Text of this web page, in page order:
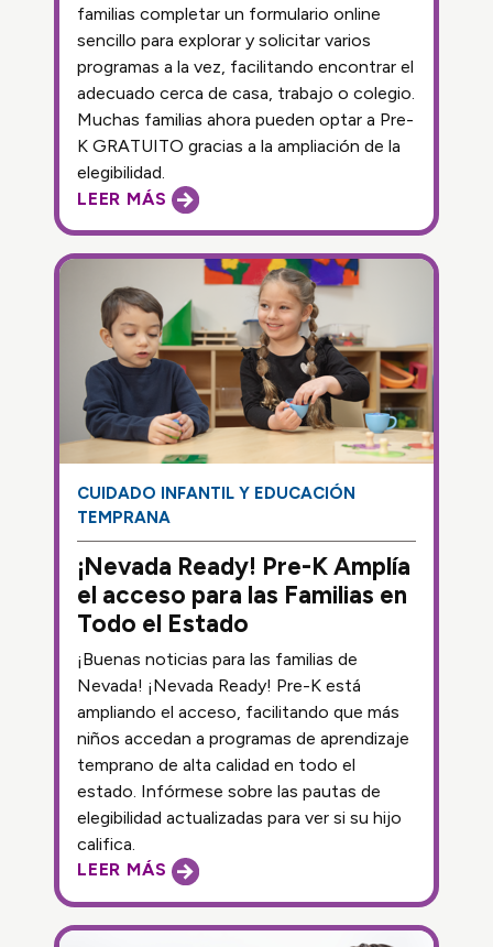
LEER MÁS
familias completar un formulario online
sencillo para explorar y solicitar varios
programas a la vez, facilitando encontrar el
adecuado cerca de casa, trabajo o colegio.
Muchas familias ahora pueden optar a Pre-
K GRATUITO gracias a la ampliación de la
elegibilidad.
CUIDADO INFANTIL Y EDUCACIÓN
TEMPRANA
¡Nevada Ready! Pre-K Amplía
el acceso para las Familias en
Todo el Estado
LEER MÁS
¡Buenas noticias para las familias de
Nevada! ¡Nevada Ready! Pre-K está
ampliando el acceso, facilitando que más
niños accedan a programas de aprendizaje
temprano de alta calidad en todo el
estado. Infórmese sobre las pautas de
elegibilidad actualizadas para ver si su hijo
califica.